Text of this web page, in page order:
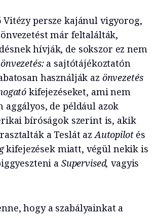
persze kajánul vigyorog,
már feltalálták,
hívják, de sokszor ez nem
önvezetés: a sajtótájékoztatón
használják az önvezetés
kifejezéseket, ami nem
aggályos, de például azok
bíróságok szerint is, akik
a Teslát azAutopilotés
kifejezések miatt, végül nekik is
a Supervised,vagyis
hogy a szabályainkat a